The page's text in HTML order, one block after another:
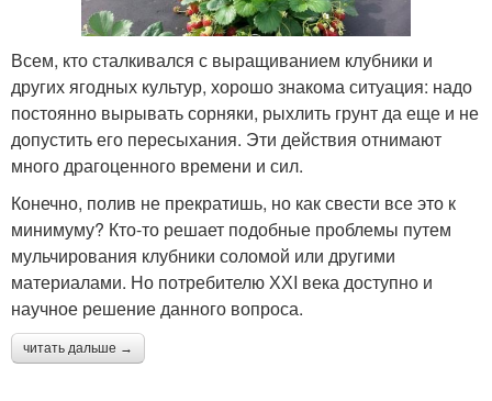
Всем, кто сталкивался с выращиванием клубники и
других ягодных культур, хорошо знакома ситуация: надо
постоянно вырывать сорняки, рыхлить грунт да еще и не
допустить его пересыхания. Эти действия отнимают
много драгоценного времени и сил.
Конечно, полив не прекратишь, но как свести все это к
минимуму? Кто-то решает подобные проблемы путем
мульчирования клубники соломой или другими
материалами. Но потребителю ХХI века доступно и
научное решение данного вопроса.
читать дальше →